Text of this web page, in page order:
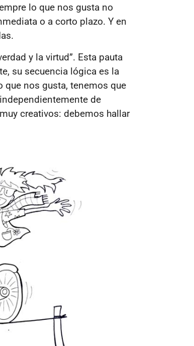
lo que nos gusta no
o a corto plazo. Y en
y la virtud”. Esta pauta
su secuencia lógica es la
que nos gusta, tenemos que
de
creativos: debemos hallar